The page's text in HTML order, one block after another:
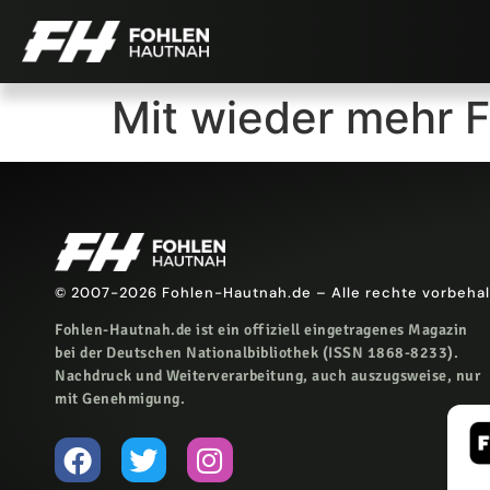
Mit wieder mehr
© 2007-2026 Fohlen-Hautnah.de – Alle rechte
Fohlen-Hautnah.de ist ein offiziell eingetragenes Magazin
bei der Deutschen Nationalbibliothek (ISSN 1868-8233).
Nachdruck und Weiterverarbeitung, auch auszugsweise, nur
mit Genehmigung.